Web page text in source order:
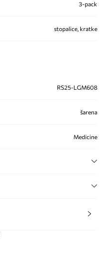
3-pack
stopalice, kratke
RS25-LGM608
šarena
Medicine